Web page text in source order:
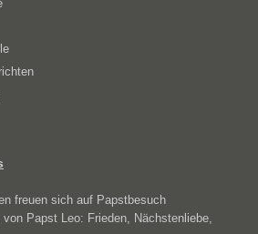
freuen sich auf Papstbesuch
Papst Leo: Frieden, Nächstenliebe,